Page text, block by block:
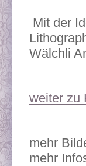
Mit der
Wälchli
weiter zu
mehr
mehr